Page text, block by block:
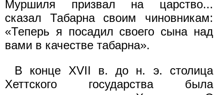
Муршиля призвал на царство...
сказал Табарна своим чиновникам:
«Теперь я посадил своего сына над
вами в качестве табарна».
В конце XVII в. до н. э. столица
Хеттского государства была